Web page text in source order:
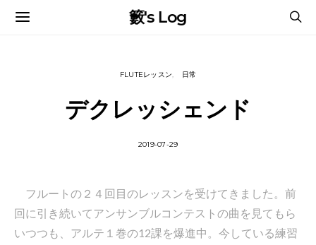
籔's Log
FLUTEレッスン 日常
デクレッシェンド
2019-07-29
フルートの２４回目のレッスンを受けてきました。前
回に引き続いてアンサンブルコンテストの曲を見てもら
いつつも、アルテ１巻の12課を爆進中。今している練習